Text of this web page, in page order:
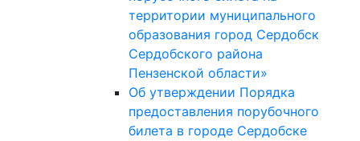
территории муниципального
образования город Сердобск
Сердобского района
Пензенской области»
Об утверждении Порядка
предоставления порубочного
билета в городе Сердобске